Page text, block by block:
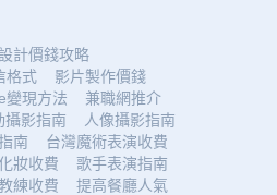
計價錢攻略
格式
影片製作價錢
變現方法
兼職網推介
攝影指南
人像攝影指南
南
台灣魔術表演收費
妝收費
歌手表演指南
練收費
提高餐廳人氣